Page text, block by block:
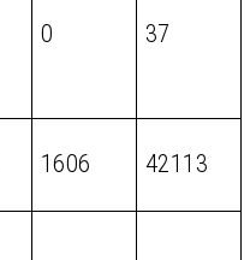
0 37
1606 42113